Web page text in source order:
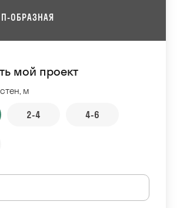
П-ОБРАЗНАЯ
мой проект
м
2-4 4-6